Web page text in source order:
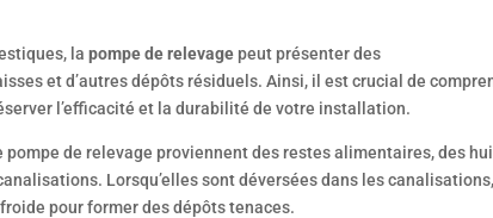
lapompe de relevage peut présenter des
et d’autres dépôts résiduels. Ainsi, il est crucial de
l’efficacité et la durabilité de votre installation.
de relevage proviennent des restes alimentaires, des
Lorsqu’elles sont déversées dans les
pour former des dépôts tenaces.